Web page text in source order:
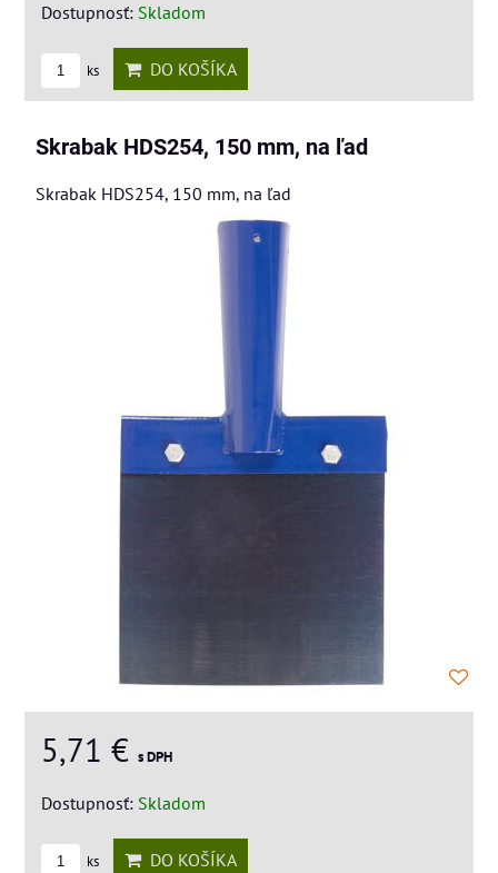
Dostupnosť: Skladom
ks DO KOŠÍKA
Skrabak HDS254, 150 mm, na ľad
Skrabak HDS254, 150 mm, na ľad
5,71 € s DPH
Dostupnosť: Skladom
ks DO KOŠÍKA